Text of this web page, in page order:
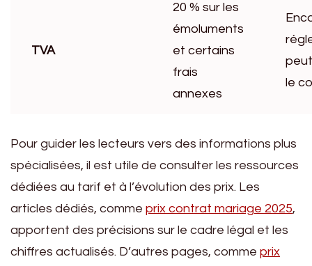
TVA
20 % sur les
émoluments
et certains
frais
annexes
le
Pour guider les lecteurs vers des informations plus
spécialisées, il est utile de consulter les ressources
dédiées au tarif et à l’évolution des prix. Les
articles dédiés, comme prix contrat mariage 2025,
apportent des précisions sur le cadre légal et les
chiffres actualisés. D’autres pages, comme prix